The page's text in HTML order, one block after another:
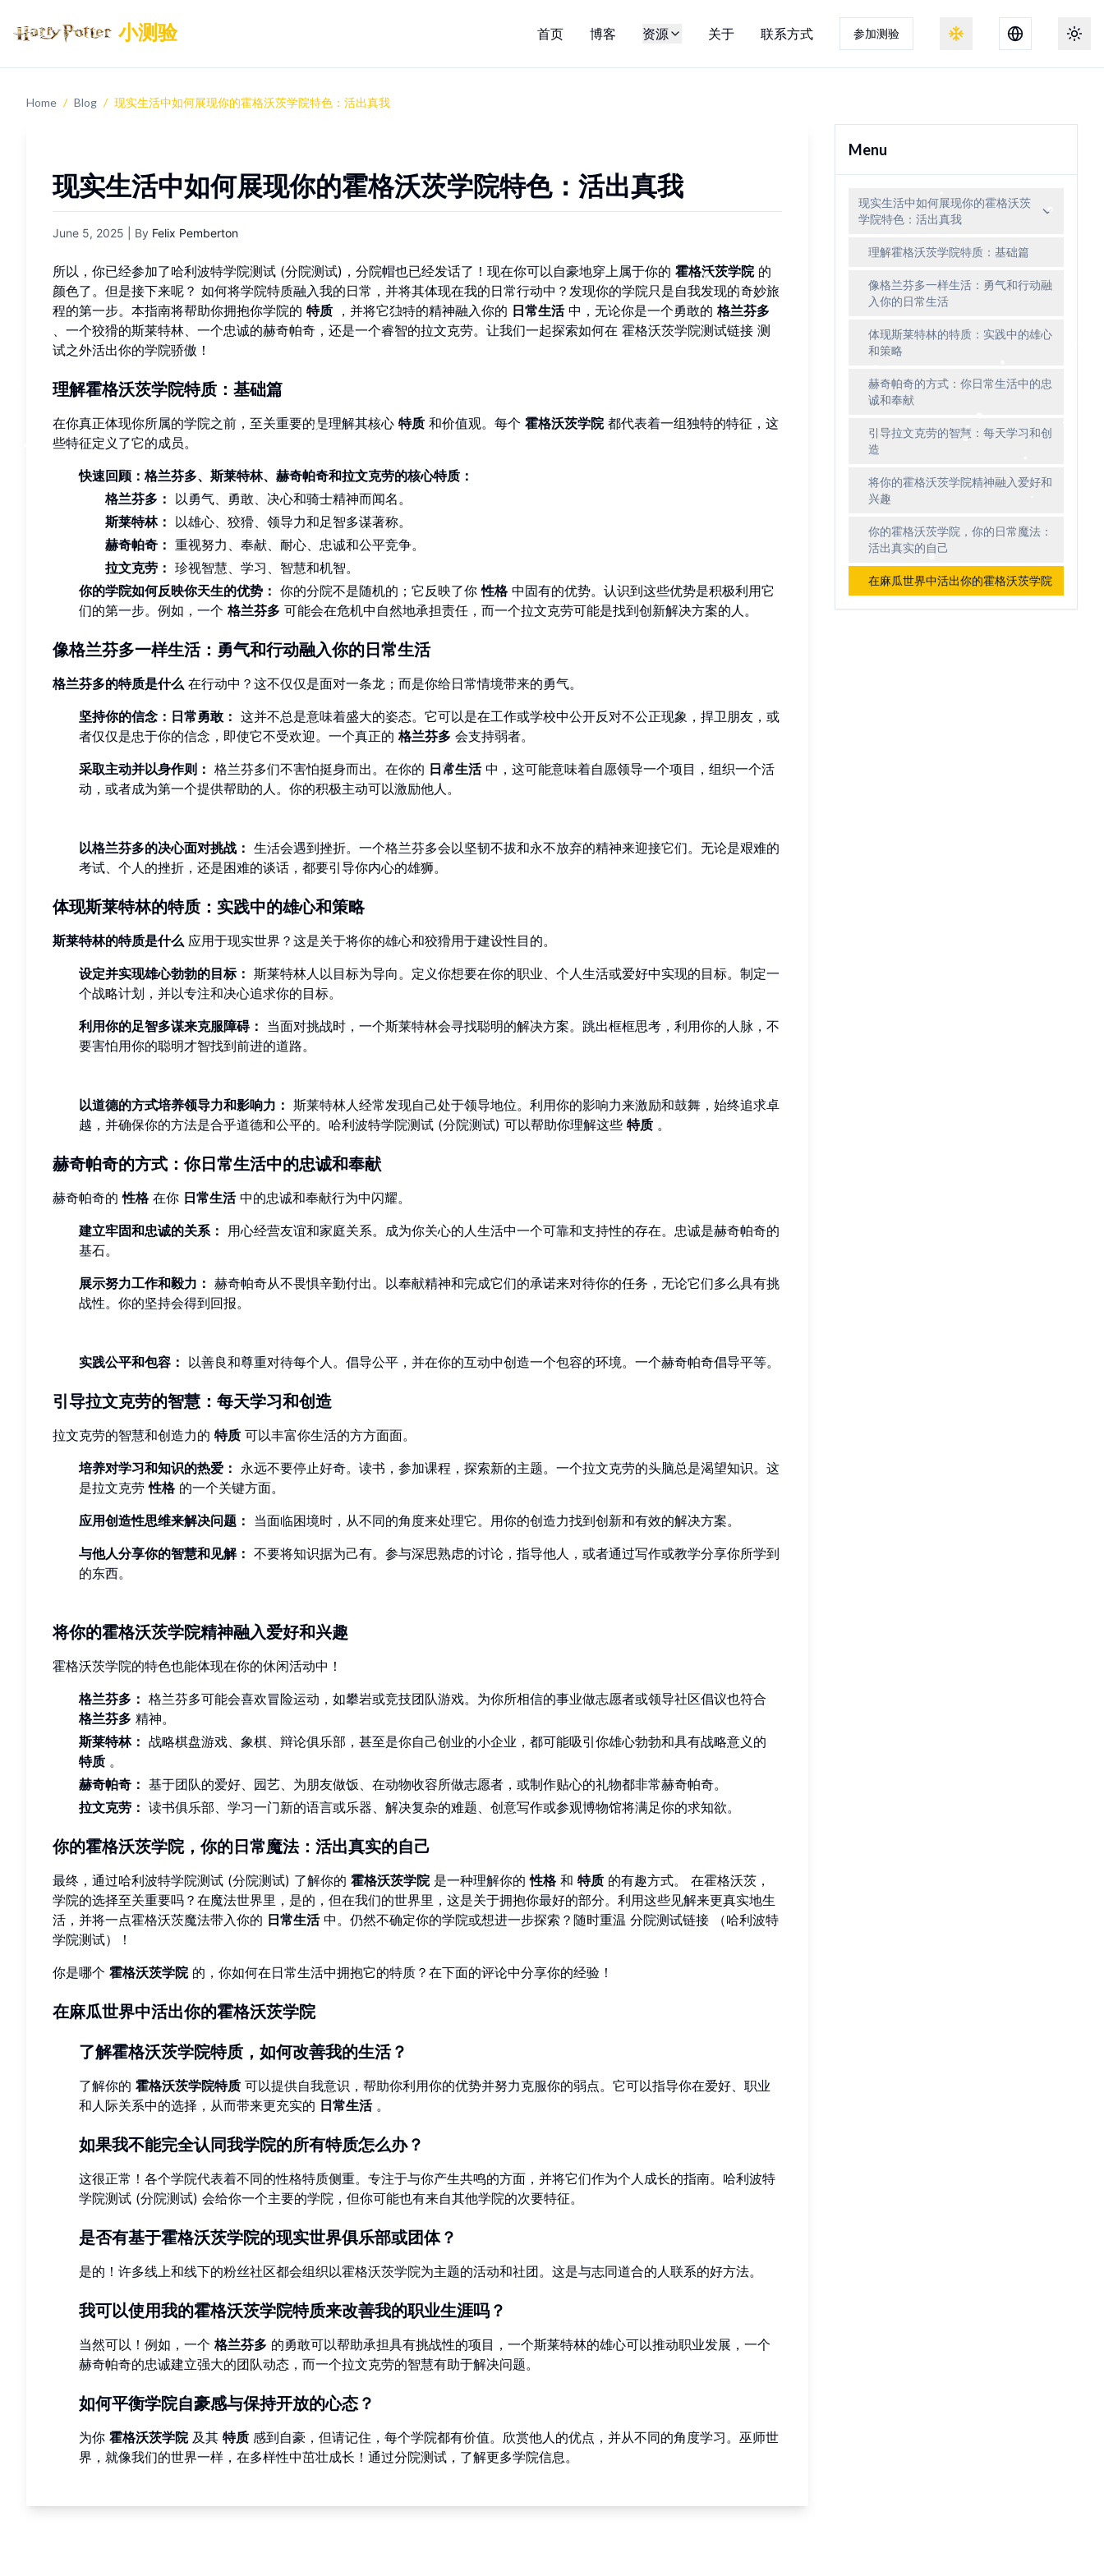
小测验 首页 博客 资源 关于 联系方式 参加测验 切换雪景效果 切换
Home / Blog / 现实生活中如何展现你的霍格沃茨学院特色：活出真我
现实生活中如何展现你的霍格沃茨学院特色：活出真我
June 5, 2025 | By Felix Pemberton
所以，你已经参加了哈利波特学院测试 (分院测试)，分院帽也已经发话了！现在你可以自豪地穿上属于你的 霍格沃茨学院的
颜色了。但是接下来呢？ 如何将学院特质融入我的日常，并将其体现在我的日常行动中？发现你的学院只是自我发现的奇妙旅
程的第一步。本指南将帮助你拥抱你学院的 特质 ，并将它独特的精神融入你的 日常生活中，无论你是一个勇敢的 格兰芬多
、一个狡猾的斯莱特林、一个忠诚的赫奇帕奇，还是一个睿智的拉文克劳。让我们一起探索如何在 霍格沃茨学院测试链接 测
试之外活出你的学院骄傲！
理解霍格沃茨学院特质：基础篇
在你真正体现你所属的学院之前，至关重要的是理解其核心 特质 和价值观。每个 霍格沃茨学院都代表着一组独特的特征，这
些特征定义了它的成员。
快速回顾：格兰芬多、斯莱特林、赫奇帕奇和拉文克劳的核心特质：
格兰芬多： 以勇气、勇敢、决心和骑士精神而闻名。
斯莱特林： 以雄心、狡猾、领导力和足智多谋著称。
赫奇帕奇： 重视努力、奉献、耐心、忠诚和公平竞争。
拉文克劳： 珍视智慧、学习、智慧和机智。
你的学院如何反映你天生的优势： 你的分院不是随机的；它反映了你性格中固有的优势。认识到这些优势是积极利用它
们的第一步。例如，一个 格兰芬多 可能会在危机中自然地承担责任，而一个拉文克劳可能是找到创新解决方案的人。
像格兰芬多一样生活：勇气和行动融入你的日常生活
格兰芬多的特质是什么 在行动中？这不仅仅是面对一条龙；而是你给日常情境带来的勇气。
坚持你的信念：日常勇敢： 这并不总是意味着盛大的姿态。它可以是在工作或学校中公开反对不公正现象，捍卫朋友，或
者仅仅是忠于你的信念，即使它不受欢迎。一个真正的 格兰芬多 会支持弱者。
采取主动并以身作则： 格兰芬多们不害怕挺身而出。在你的 日常生活中，这可能意味着自愿领导一个项目，组织一个活
动，或者成为第一个提供帮助的人。你的积极主动可以激励他人。
以格兰芬多的决心面对挑战： 生活会遇到挫折。一个格兰芬多会以坚韧不拔和永不放弃的精神来迎接它们。无论是艰难的
考试、个人的挫折，还是困难的谈话，都要引导你内心的雄狮。
体现斯莱特林的特质：实践中的雄心和策略
斯莱特林的特质是什么 应用于现实世界？这是关于将你的雄心和狡猾用于建设性目的。
设定并实现雄心勃勃的目标： 斯莱特林人以目标为导向。定义你想要在你的职业、个人生活或爱好中实现的目标。制定一
个战略计划，并以专注和决心追求你的目标。
利用你的足智多谋来克服障碍： 当面对挑战时，一个斯莱特林会寻找聪明的解决方案。跳出框框思考，利用你的人脉，不
要害怕用你的聪明才智找到前进的道路。
以道德的方式培养领导力和影响力： 斯莱特林人经常发现自己处于领导地位。利用你的影响力来激励和鼓舞，始终追求卓
越，并确保你的方法是合乎道德和公平的。哈利波特学院测试 (分院测试) 可以帮助你理解这些 特质 。
赫奇帕奇的方式：你日常生活中的忠诚和奉献
赫奇帕奇的性格在你 日常生活中的忠诚和奉献行为中闪耀。
建立牢固和忠诚的关系：
用心经营友谊和家庭关系。成为你关心的人生活中一个可靠和支持性的存在。忠诚是赫奇帕奇的
基石。
展示努力工作和毅力： 赫奇帕奇从不畏惧辛勤付出。以奉献精神和完成它们的承诺来对待你的任务，无论它们多么具有挑
战性。你的坚持会得到回报。
实践公平和包容： 以善良和尊重对待每个人。倡导公平，并在你的互动中创造一个包容的环境。一个赫奇帕奇倡导平等。
引导拉文克劳的智慧：每天学习和创造
拉文克劳的智慧和创造力的 特质 可以丰富你生活的方方面面。
培养对学习和知识的热爱： 永远不要停止好奇。读书，参加课程，探索新的主题。一个拉文克劳的头脑总是渴望知识。这
是拉文克劳性格的一个关键方面。
应用创造性思维来解决问题： 当面临困境时，从不同的角度来处理它。用你的创造力找到创新和有效的解决方案。
与他人分享你的智慧和见解： 不要将知识据为己有。参与深思熟虑的讨论，指导他人，或者通过写作或教学分享你所学到
的东西。
将你的霍格沃茨学院精神融入爱好和兴趣
霍格沃茨学院的特色也能体现在你的休闲活动中！
格兰芬多： 格兰芬多可能会喜欢冒险运动，如攀岩或竞技团队游戏。为你所相信的事业做志愿者或领导社区倡议也符合
格兰芬多 精神。
斯莱特林： 战略棋盘游戏、象棋、辩论俱乐部，甚至是你自己创业的小企业，都可能吸引你雄心勃勃和具有战略意义的
特质 。
赫奇帕奇： 基于团队的爱好、园艺、为朋友做饭、在动物收容所做志愿者，或制作贴心的礼物都非常赫奇帕奇。
拉文克劳： 读书俱乐部、学习一门新的语言或乐器、解决复杂的难题、创意写作或参观博物馆将满足你的求知欲。
你的霍格沃茨学院，你的日常魔法：活出真实的自己
最终，通过哈利波特学院测试 (分院测试) 了解你的 霍格沃茨学院是一种理解你的性格和 特质 的有趣方式。 在霍格沃茨，
学院的选择至关重要吗？在魔法世界里，是的，但在我们的世界里，这是关于拥抱你最好的部分。利用这些见解来更真实地生
活，并将一点霍格沃茨魔法带入你的 日常生活中。仍然不确定你的学院或想进一步探索？随时重温 分院测试链接 （哈利波特
学院测试）！
你是哪个 霍格沃茨学院的，你如何在日常生活中拥抱它的特质？在下面的评论中分享你的经验！
在麻瓜世界中活出你的霍格沃茨学院
了解霍格沃茨学院特质，如何改善我的生活？
了解你的 霍格沃茨学院特质 可以提供自我意识，帮助你利用你的优势并努力克服你的弱点。它可以指导你在爱好、职业
和人际关系中的选择，从而带来更充实的 日常生活。
如果我不能完全认同我学院的所有特质怎么办？
这很正常！各个学院代表着不同的性格特质侧重。专注于与你产生共鸣的方面，并将它们作为个人成长的指南。哈利波特
学院测试 (分院测试) 会给你一个主要的学院，但你可能也有来自其他学院的次要特征。
是否有基于霍格沃茨学院的现实世界俱乐部或团体？
是的！许多线上和线下的粉丝社区都会组织以霍格沃茨学院为主题的活动和社团。这是与志同道合的人联系的好方法。
我可以使用我的霍格沃茨学院特质来改善我的职业生涯吗？
当然可以！例如，一个 格兰芬多 的勇敢可以帮助承担具有挑战性的项目，一个斯莱特林的雄心可以推动职业发展，一个
赫奇帕奇的忠诚建立强大的团队动态，而一个拉文克劳的智慧有助于解决问题。
如何平衡学院自豪感与保持开放的心态？
为你 霍格沃茨学院及其 特质 感到自豪，但请记住，每个学院都有价值。欣赏他人的优点，并从不同的角度学习。巫师世
界，就像我们的世界一样，在多样性中茁壮成长！通过分院测试，了解更多学院信息。
Menu
现实生活中如何展现你的霍格沃茨
学院特色：活出真我
理解霍格沃茨学院特质：基础篇
像格兰芬多一样生活：勇气和行动融
入你的日常生活
体现斯莱特林的特质：实践中的雄心
和策略
赫奇帕奇的方式：你日常生活中的忠
诚和奉献
引导拉文克劳的智慧：每天学习和创
造
将你的霍格沃茨学院精神融入爱好和
兴趣
你的霍格沃茨学院，你的日常魔法：
活出真实的自己
在麻瓜世界中活出你的霍格沃茨学院